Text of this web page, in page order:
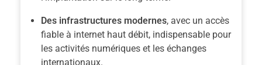
Des infrastructures modernes, avec un accès
fiable à internet haut débit, indispensable pour
les activités numériques et les échanges
internationaux.